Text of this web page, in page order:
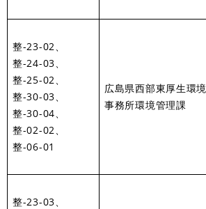
整-23-02、
整-24-03、
整-25-02、
整-30-03、
整-30-04、
整-02-02、
整-06-01
広島県西部東厚生環境
事務所環境管理課
整-23-03、